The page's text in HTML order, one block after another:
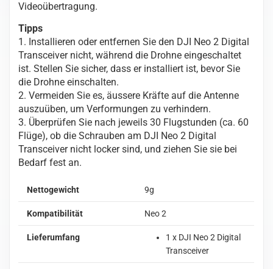
Videoübertragung.
Tipps
1. Installieren oder entfernen Sie den DJI Neo 2 Digital
Transceiver nicht, während die Drohne eingeschaltet
ist. Stellen Sie sicher, dass er installiert ist, bevor Sie
die Drohne einschalten.
2. Vermeiden Sie es, äussere Kräfte auf die Antenne
auszuüben, um Verformungen zu verhindern.
3. Überprüfen Sie nach jeweils 30 Flugstunden (ca. 60
Flüge), ob die Schrauben am DJI Neo 2 Digital
Transceiver nicht locker sind, und ziehen Sie sie bei
Bedarf fest an.
Nettogewicht 9g
Kompatibilität Neo 2
Lieferumfang
1 x DJI Neo 2 Digital
Transceiver